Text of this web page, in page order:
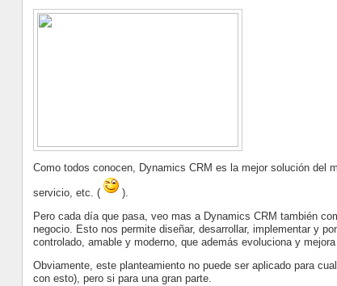
Como todos conocen, Dynamics CRM es la mejor solución del
servicio, etc. (
).
Pero cada día que pasa, veo mas a Dynamics CRM también
negocio. Esto nos permite diseñar, desarrollar, implementar y
controlado, amable y moderno, que además evoluciona y
Obviamente, este planteamiento no puede ser aplicado para
con esto), pero si para una gran parte.